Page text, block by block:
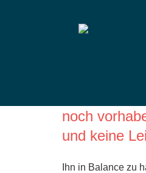
Dr.
noch
und keine
Ihn in Balance zu